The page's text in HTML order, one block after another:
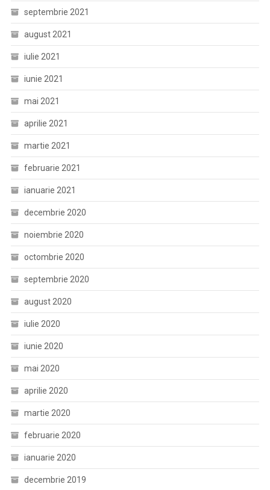
septembrie 2021
august 2021
iulie 2021
iunie 2021
mai 2021
aprilie 2021
martie 2021
februarie 2021
ianuarie 2021
decembrie 2020
noiembrie 2020
octombrie 2020
septembrie 2020
august 2020
iulie 2020
iunie 2020
mai 2020
aprilie 2020
martie 2020
februarie 2020
ianuarie 2020
decembrie 2019